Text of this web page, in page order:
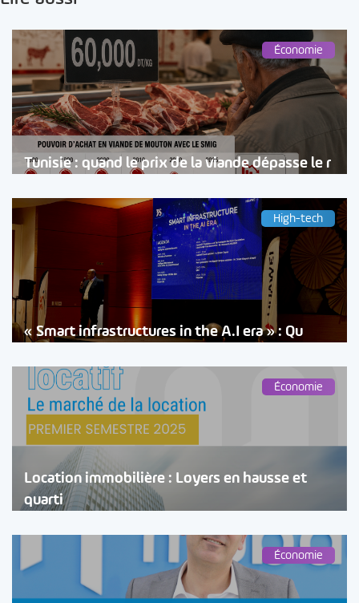
Économie
Tunisie : quand le prix de la viande dépasse le r
High-tech
« Smart infrastructures in the A.I era » : Qu
Économie
Location immobilière : Loyers en hausse et
quarti
Économie